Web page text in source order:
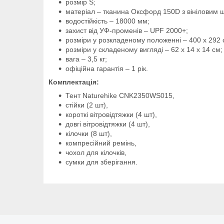
розмір S;
матеріал – тканина Оксфорд 150D з вініловим
водостійкість – 18000 мм;
захист від УФ-променів – UPF 2000+;
розміри у розкладеному положенні – 400 х 292
розміри у складеному вигляді – 62 х 14 х 14 см;
вага – 3,5 кг;
офіційна гарантія – 1 рік.
Комплектація:
Тент Naturehike CNK2350WS015,
стійки (2 шт),
короткі вітровідтяжки (4 шт),
довгі вітровідтяжки (4 шт),
кілочки (8 шт),
компресійний ремінь,
чохол для кілочків,
сумки для зберігання.